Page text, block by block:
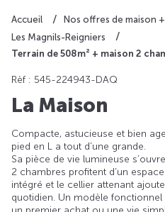
Accueil Nos offres de maison
Les Magnils-Reigniers
Terrain de 508m² + maison 2
Rèf : 545-224943-DAQ
La Maison
Compacte, astucieuse et bien
pied en L a tout d’une grande.
Sa pièce de vie lumineuse
2 chambres profitent d’un
intégré et le cellier attenant
quotidien. Un modèle